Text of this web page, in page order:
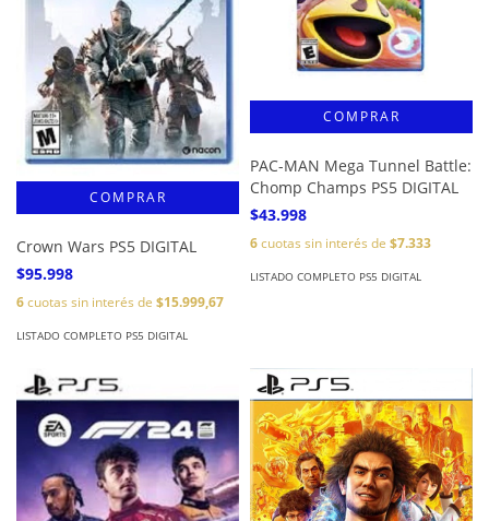
Crown Wars PS5 DIGITAL
$95.998
6cuotas sin interés de $15.999,67
LISTADO COMPLETO PS5 DIGITAL
PAC-MAN Mega Tunnel Battle:
Chomp Champs PS5 DIGITAL
$43.998
6cuotas sin interés de $7.333
LISTADO COMPLETO PS5 DIGITAL